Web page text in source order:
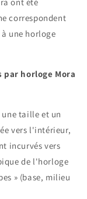
correspondent
une horloge
horloge Mora
taille et un
vers l'intérieur,
incurvés vers
de l'horloge
» (base, milieu